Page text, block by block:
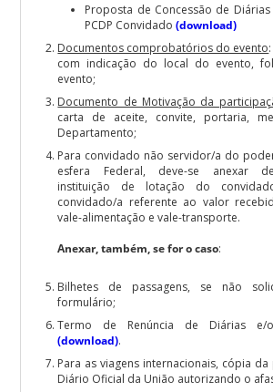
Proposta de Concessão de Diárias
PCDP Convidado(download)
Documentos comprobatórios do evento
com indicação do local do evento,
evento;
Documento de Motivação da
carta de aceite, convite, portaria,
Departamento;
Para convidado não servidor/a do
esfera Federal, deve-se anexar
instituição de lotação do
convidado/a referente ao valor
vale-alimentação e vale-transporte.
Anexar, também, se for o caso:
Bilhetes de passagens, se não
formulário;
Termo de Renúncia de Diárias e/
(download).
Para as viagens internacionais, cópia
Diário Oficial da União autorizando o